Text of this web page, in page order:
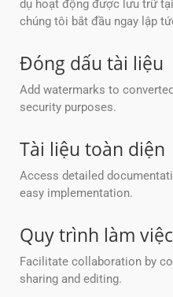
dụ hoạt động được lưu trữ
chúng tôi bắt đầu ngay lập
Đóng dấu tài liệu
Add watermarks to
security purposes.
Tài liệu toàn diện
Access detailed
easy implementation.
Quy trình làm
Facilitate collaboration by
sharing and editing.